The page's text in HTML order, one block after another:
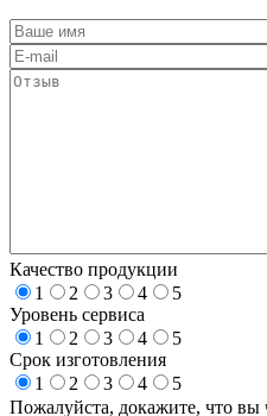
Качество продукции
1
2 3 4
5
Уровень сервиса
1
2 3 4
5
Срок изготовления
1
2 3 4
5
Пожалуйста, докажите, что вы